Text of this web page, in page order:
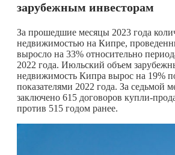
зарубежным инвесторам
За прошедшие месяцы 2023 года
недвижимостью на Кипре,
выросло на 33% относительно
2022 года. Июльский объем
недвижимость Кипра вырос на 19%
показателями 2022 года. За седьмой
заключено 615 договоров купли-
против 515 годом ранее.